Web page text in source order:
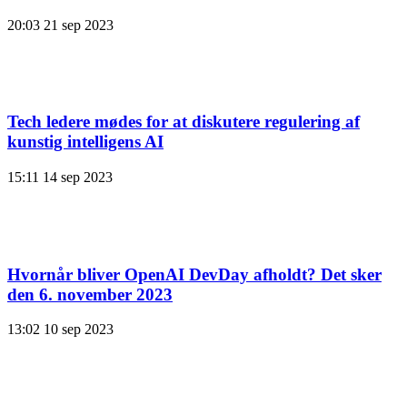
20:03 21 sep 2023
Tech ledere mødes for at diskutere regulering af
kunstig intelligens AI
15:11 14 sep 2023
Hvornår bliver OpenAI DevDay afholdt? Det sker
den 6. november 2023
13:02 10 sep 2023